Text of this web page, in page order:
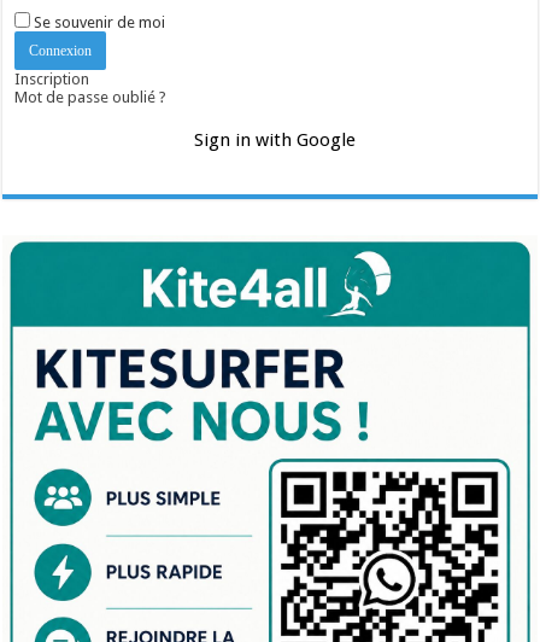
Se souvenir de moi
Inscription
Mot de passe oublié ?
Sign in with Google